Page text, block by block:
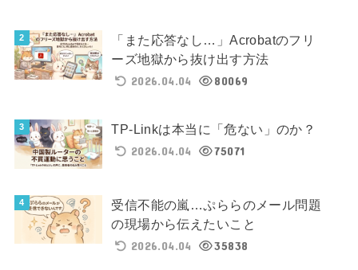
「また応答なし…」Acrobatのフリ
ーズ地獄から抜け出す方法
2026.04.04
80069
TP-Linkは本当に「危ない」のか？
2026.04.04
75071
受信不能の嵐…ぷららのメール問題
の現場から伝えたいこと
2026.04.04
35838